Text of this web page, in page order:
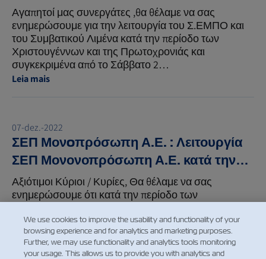
Αγαπητοί μας συνεργάτες ,θα θέλαμε να σας
ενημερώσουμε για την λειτουργία του Σ.ΕΜΠΟ και
του Συμβατικού Λιμένα κατά την περίοδο των
Χριστουγέννων και της Πρωτοχρονιάς και
συγκεκριμένα από το Σάββατο 2…
Leia mais
07-dez.-2022
ΣΕΠ Μονoπρόσωπη Α.Ε. : Λειτουργία
ΣΕΠ Μονονοπρόσωπη Α.Ε. κατά την
περίοδο των Χριστουγέννων & της
Πρωτοχρονιάς
Αξιότιμοι Κύριοι / Κυρίες, Θα θέλαμε να σας
ενημερώσουμε ότι κατά την περίοδο των
Εμπορευματοκιβωτίων Πειραιά (ΣΕΠ
Moνονοπρόσωπη Α.Ε.) θα διακόψει τις εργ…
Leia mais
We use cookies to improve the usability and functionality of your
browsing experience and for analytics and marketing purposes.
Further, we may use functionality and analytics tools monitoring
your usage. This allows us to provide you with analytics and